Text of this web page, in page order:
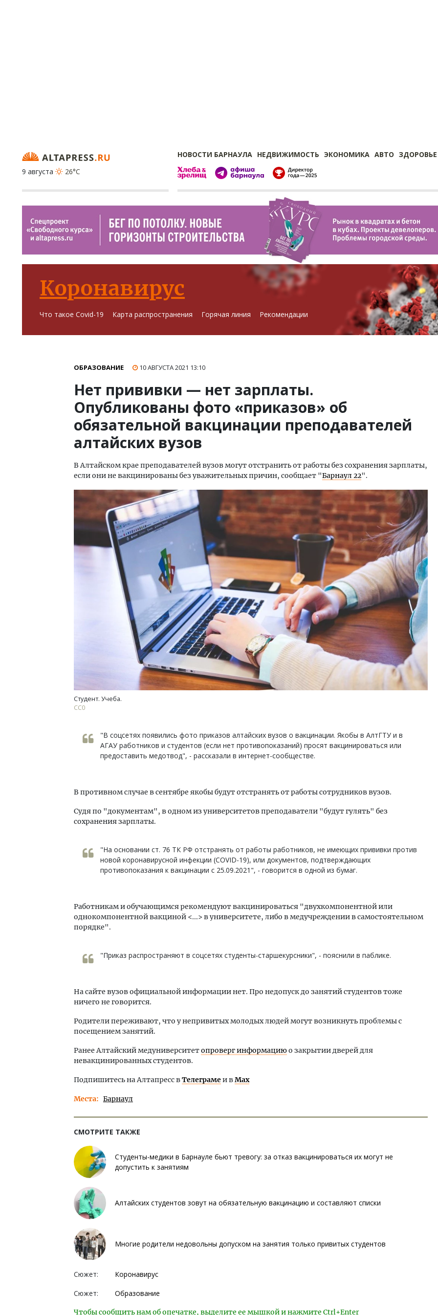
НОВОСТИ БАРНАУЛА НЕДВИЖИМОСТЬ ЭКОНОМИКА АВТО ЗДОРОВЬЕ
9 августа
26°C
Коронавирус
Что такое Covid-19 Карта распространения Горячая линия Рекомендации
ОБРАЗОВАНИЕ 10 АВГУСТА 2021 13:10
Нет прививки — нет зарплаты.
Опубликованы фото «приказов» об
обязательной вакцинации преподавателей
алтайских вузов
В Алтайском крае преподавателей вузов могут отстранить от работы без сохранения зарплаты,
если они не вакцинированы без уважительных причин, сообщает "Барнаул 22".
Студент. Учеба.
СС0
"В соцсетях появились фото приказов алтайских вузов о вакцинации. Якобы в АлтГТУ и в
АГАУ работников и студентов (если нет противопоказаний) просят вакцинироваться или
предоставить медотвод", - рассказали в интернет-сообществе.
В противном случае в сентябре якобы будут отстранять от работы сотрудников вузов.
Судя по "документам", в одном из университетов преподаватели "будут гулять" без
сохранения зарплаты.
"На основании ст. 76 ТК РФ отстранять от работы работников, не имеющих прививки против
новой коронавирусной инфекции (COVID-19), или документов, подтверждающих
противопоказания к вакцинации с 25.09.2021", - говорится в одной из бумаг.
Работникам и обучающимся рекомендуют вакцинироваться "двухкомпонентной или
однокомпонентной вакциной <...> в университете, либо в медучреждении в самостоятельном
порядке".
"Приказ распространяют в соцсетях студенты-старшекурсники", - пояснили в паблике.
На сайте вузов официальной информации нет. Про недопуск до занятий студентов тоже
ничего не говорится.
Родители переживают, что у непривитых молодых людей могут возникнуть проблемы с
посещением занятий.
Ранее Алтайский медуниверситетопроверг информациюо закрытии дверей для
невакцинированных студентов.
Подпишитесь на Алтапресс вТелеграмеи вMax
Места Барнаул
СМОТРИТЕ ТАКЖЕ
Студенты-медики в Барнауле бьют тревогу: за отказ вакцинироваться их могут не
допустить к занятиям
Алтайских студентов зовут на обязательную вакцинацию и составляют списки
Многие родители недовольны допуском на занятия только привитых студентов
Сюжет: Коронавирус
Сюжет: Образование
Чтобы сообщить нам об опечатке, выделите ее мышкой и нажмите Ctrl+Enter
Ищем новые берега. Гендиректор
«Жилищной инициативы» Юрий
Гатилов — о том, как девелоперу
оставаться на плаву, когда рынок
штормит
СТРОИТЕЛЬСТВО
Двухуровневые номера и
Каким будет новый бутик-
«Белкур» в Белокурихе
ДОМА И КВАРТИРЫ